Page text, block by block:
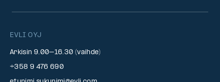
EVLI OYJ
Arkisin 9.00–16.30 (vaihde)
+358 9 476 690